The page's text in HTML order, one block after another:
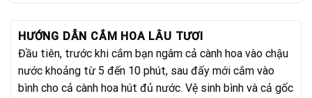
HƯỚNG DẪN CẮM HOA LÂU TƯƠI
Đầu tiên, trước khi cắm bạn ngâm cả cành hoa vào chậu
nước khoảng từ 5 đến 10 phút, sau đấy mới cắm vào
bình cho cả cành hoa hút đủ nước. Vệ sinh bình và cả gốc